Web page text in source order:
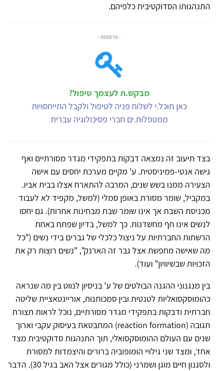
התנהגותו הסדוקטיבית כלפיהם.
- פרסומת -
מבקש.ת לעצמך טיפול?
כאן תוכל.י לשלוח פניה לטיפול ולקבל התייחסויות
ממטפלות.ים חברי פסיכולוגיה עברית
בצד תיעוב זה נמצאה דבקות בתפקידי מגדר מסורתיים ואף
גישה אנטי-פמיניסטית. ע' מקיים מערכת יחסים עם אישה
הצעירה ממנו בשש שנים, המרבה להתארח אצלו בבית אביו.
במקביל, שומר מסורת באופן סמלי (למשל, מקפיד לא לעבוד
מכניסת השבת אך אינו שומר שבת מבחינות אחרות). גם יחסו
לנשים אינו חף מחשדנות. כך למשל, בדיון שפתח באחת
הרשתות החברתיות על ניצול כלכלי של גברים בידי נשים ("כל
מה שאישה מחפשת אצל גבר זה הארנק", "נשים רוצות רק את
הזכויות שבשיוויון" ועוד).
בין מנגנוני ההגנה הבולטים של ע' בניסיון לנווט בין מה שנראה
כהומוסקסואליות לטנטית ובין סמכותנות, אוריינטאציית שליטה
חברתית ודבקות בתפקידי מגדר מסורתיים, נוכל לראות תצורת
תגובה (reaction formation) המתבטאת בעיסוק עקבי וארוך
שנים עם העולם ההומוסקסואלי, תוך התנהגות סדוקטיבית מצד
אחד, ומצד שני גילויי הומופוביה ברורים והיצמדות למסורת
ולסגנון חיים מוגן ושמרני (כולל מגורים אצל האב בגיל 30). הדבר